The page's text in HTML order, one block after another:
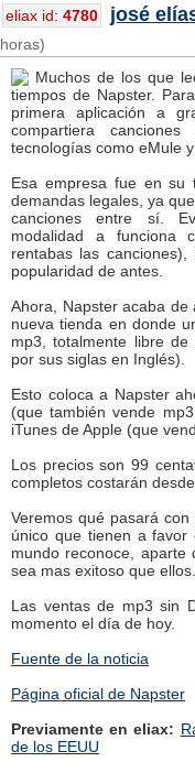
eliax id: 4780 josé
horas)
Muchos de los que
tiempos de Napster.
primera aplicación a
compartiera
tecnologías como eMule y
Esa empresa fue en su
demandas legales, ya
canciones entre sí.
modalidad a funciona
rentabas las
popularidad de antes.
Ahora, Napster acaba
nueva tienda en donde
mp3, totalmente libre de
por sus siglas en Inglés).
Esto coloca a Napster
(que también vende
iTunes de Apple (que
Los precios son 99
completos costarán
Veremos qué pasará
único que tienen a
mundo reconoce, aparte
sea mas exitoso que ellos.
Las ventas de mp3 sin
momento el día de hoy.
Fuente de la noticia
Página oficial de Napster
Previamente en eliax:
de los EEUU